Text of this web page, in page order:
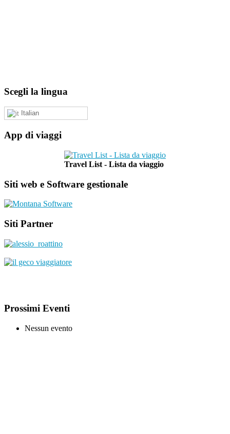
Scegli la lingua
Italian
App di viaggi
Travel List - Lista da viaggio
Siti web e Software gestionale
Siti Partner
Prossimi Eventi
Nessun evento